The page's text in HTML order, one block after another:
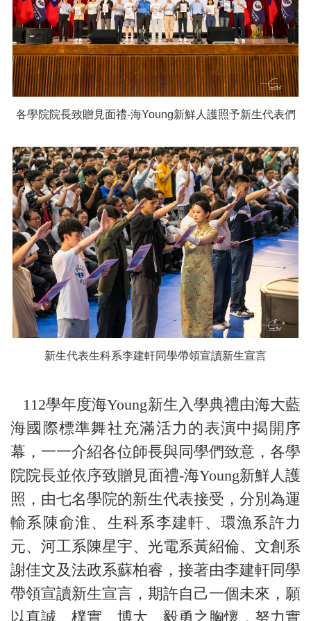
各學院院長致贈見面禮-海Young新鮮人護照予新生代表們
新生代表生科系李建軒同學帶領宣讀新生宣言
112學年度海Young新生入學典禮由海大藍
海國際標準舞社充滿活力的表演中揭開序
幕，一一介紹各位師長與同學們致意，各學
院院長並依序致贈見面禮-海Young新鮮人護
照，由七名學院的新生代表接受，分別為運
輸系陳俞淮、生科系李建軒、環漁系許力
元、河工系陳星宇、光電系黃紹倫、文創系
謝佳文及法政系蘇柏睿，接著由李建軒同學
帶領宣讀新生宣言，期許自己一個未來，願
以真誠、樸實、博大、毅勇之胸懷，努力實